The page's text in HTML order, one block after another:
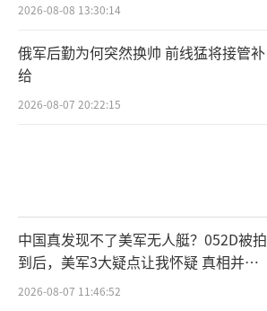
2026-08-08 13:30:14
俄军后勤为何突然换帅 前线猛将接管补
给
2026-08-07 20:22:15
中国真发现不了美军无人艇？052D被拍
到后，美军3大疑点让我怀疑 真相并非
如此
2026-08-07 11:46:52